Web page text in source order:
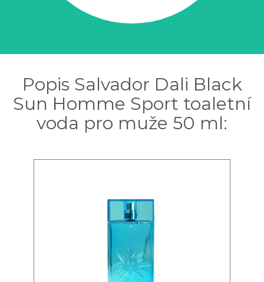
Popis Salvador Dali Black
Sun Homme Sport toaletní
voda pro muže 50 ml: